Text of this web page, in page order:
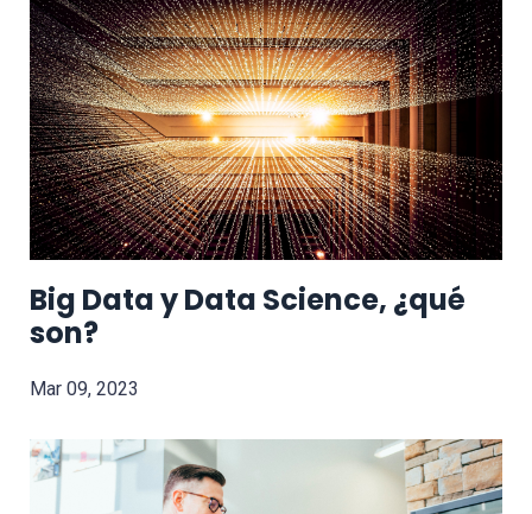
Big Data y Data Science, ¿qué
son?
Mar 09, 2023